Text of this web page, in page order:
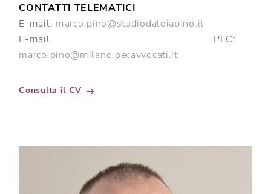
CONTATTI TELEMATICI
E-mail: marco.pino@studiodaloiapino.it
E-mail PEC:
marco.pino@milano.pecavvocati.it
Consulta il CV